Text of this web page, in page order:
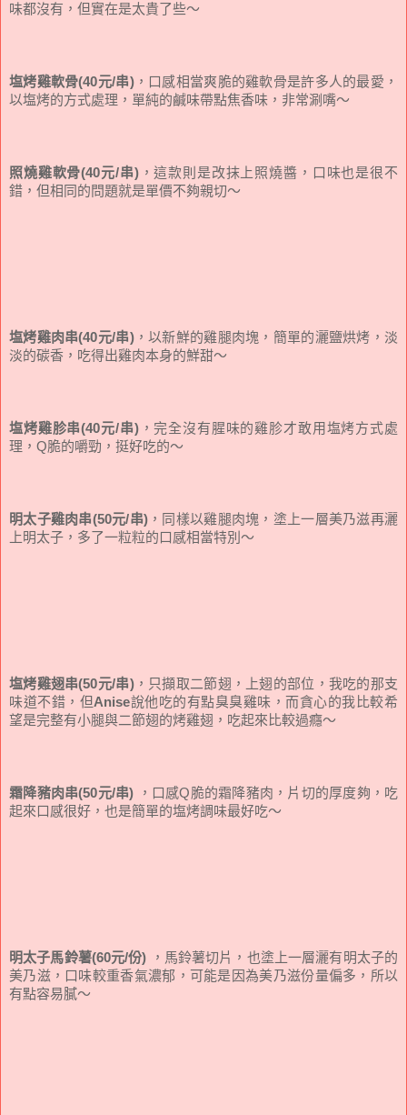
味都沒有，但實在是太貴了些～
塩烤雞軟骨(40元/串)，口感相當爽脆的雞軟骨是許多人的最愛，
以塩烤的方式處理，單純的鹹味帶點焦香味，非常涮嘴～
照燒雞軟骨(40元/串)，這款則是改抹上照燒醬，口味也是很不
錯，但相同的問題就是單價不夠親切～
塩烤雞肉串(40元/串)，以新鮮的雞腿肉塊，簡單的灑鹽烘烤，淡
淡的碳香，吃得出雞肉本身的鮮甜～
塩烤雞胗串(40元/串)，完全沒有腥味的雞胗才敢用塩烤方式處
理，Q脆的嚼勁，挺好吃的～
明太子雞肉串(50元/串)，同樣以雞腿肉塊，塗上一層美乃滋再灑
上明太子，多了一粒粒的口感相當特別～
塩烤雞翅串(50元/串)，只擷取二節翅，上翅的部位，我吃的那支
味道不錯，但Anise說他吃的有點臭臭雞味，而貪心的我比較希
望是完整有小腿與二節翅的烤雞翅，吃起來比較過癮～
霜降豬肉串(50元/串)
，口感Q脆的霜降豬肉，片切的厚度夠，吃
起來口感很好，也是簡單的塩烤調味最好吃～
明太子馬鈴薯(60元/份)
，馬鈴薯切片，也塗上一層灑有明太子的
美乃滋，口味較重香氣濃郁，可能是因為美乃滋份量偏多，所以
有點容易膩～